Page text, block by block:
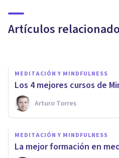
Artículos
Mindfulness en
MEDITACIÓN Y MINDFULNESS
Los 4 mejores cursos de
Arturo Torres
MEDITACIÓN Y MINDFULNESS
La mejor formación en
MEDITACIÓN Y MINDFULNESS
Cómo practicar
en 6 pasos y